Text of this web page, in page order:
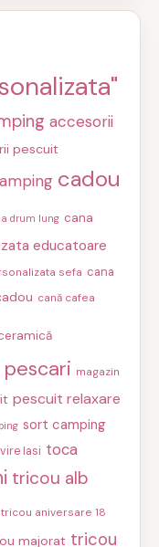
accesorii
pescuit
cadou
drum lung cana
educatoare
sefa cana
cană cafea
magazin
pescuit relaxare
sort camping
Iasi toca
tricou alb
tricou aniversare 18
majorat tricou